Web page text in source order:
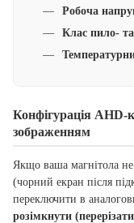
Робоча
Клас пило-
Конфігурація AHD-
зображенням
Якщо ваша магнітола не
(чорний екран після
переключити в
розімкнути